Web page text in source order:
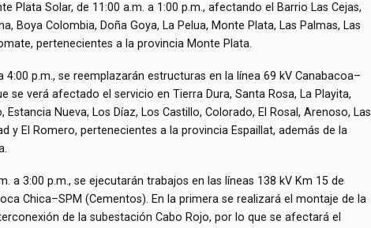
Plata Solar, de 11:00 a.m. a 1:00 p.m., afectando el Barrio Las Cejas,
Boya Colombia, Doña Goya, La Pelua, Monte Plata, Las Palmas, Las
pertenecientes a la provincia Monte Plata.
4:00 p.m., se reemplazarán estructuras en la línea 69 kV Canabacoa–
se verá afectado el servicio en Tierra Dura, Santa Rosa, La Playita,
Estancia Nueva, Los Díaz, Los Castillo, Colorado, El Rosal, Arenoso, Las
y El Romero, pertenecientes a la provincia Espaillat, además de la
a 3:00 p.m., se ejecutarán trabajos en las líneas 138 kV Km 15 de
Chica–SPM (Cementos). En la primera se realizará el montaje de la
de la subestación Cabo Rojo, por lo que se afectará el